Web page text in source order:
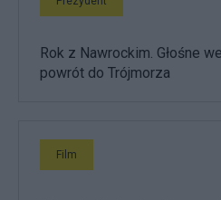
Rok z Nawrockim. Głośne
powrót do Trójmorza
Film